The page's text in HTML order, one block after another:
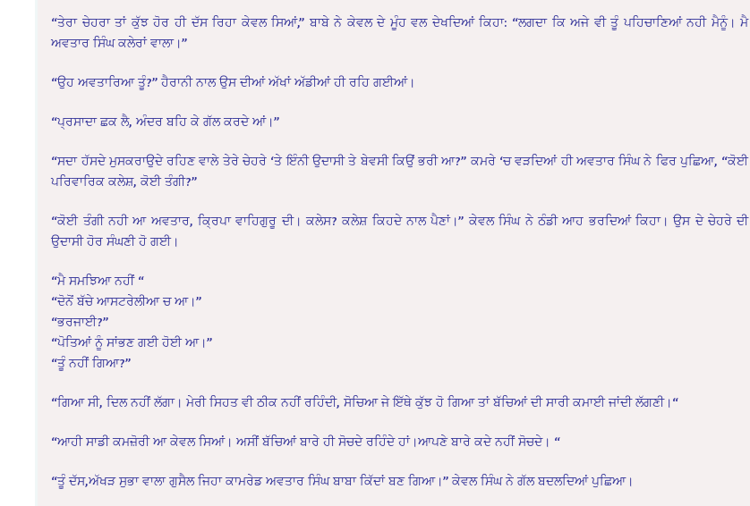
“ਤੇਰਾ ਚੇਹਰਾ ਤਾਂ ਕੁੱਝ ਹੋਰ ਹੀ ਦੱਸ ਰਿਹਾ ਕੇਵਲ ਸਿਆਂ,” ਬਾਬੇ ਨੇ ਕੇਵਲ ਦੇ ਮੂੰਹ ਵਲ ਦੇਖਦਿਆਂ ਕਿਹਾ: “ਲਗਦਾ ਕਿ ਅਜੇ ਵੀ ਤੂੰ ਪਹਿਚਾਣਿਆਂ ਨਹੀ ਮੈਨੂੰ। ਮੈ
ਅਵਤਾਰ ਸਿੰਘ ਕਲੇਰਾਂ ਵਾਲਾ।”
“ਉਹ ਅਵਤਾਰਿਆ ਤੂੰ?” ਹੈਰਾਨੀ ਨਾਲ ਉਸ ਦੀਆਂ ਅੱਖਾਂ ਅੱਡੀਆਂ ਹੀ ਰਹਿ ਗਈਆਂ।
“ਪ੍ਰਸਾਦਾ ਛਕ ਲੈ, ਅੰਦਰ ਬਹਿ ਕੇ ਗੱਲ ਕਰਦੇ ਆਂ।”
“ਸਦਾ ਹੱਸਦੇ ਮੁਸਕਰਾਉਦੇ ਰਹਿਣ ਵਾਲੇ ਤੇਰੇ ਚੇਹਰੇ ‘ਤੇ ਇੰਨੀ ਉਦਾਸੀ ਤੇ ਬੇਵਸੀ ਕਿਉਂ ਭਰੀ ਆ?” ਕਮਰੇ ‘ਚ ਵੜਦਿਆਂ ਹੀ ਅਵਤਾਰ ਸਿੰਘ ਨੇ ਫਿਰ ਪੁਛਿਆ, “ਕੋਈ
ਪਰਿਵਾਰਿਕ ਕਲੇਸ਼, ਕੋਈ ਤੰਗੀ?”
“ਕੋਈ ਤੰਗੀ ਨਹੀ ਆ ਅਵਤਾਰ, ਕ੍ਰਿਪਾ ਵਾਹਿਗੁਰੂ ਦੀ। ਕਲੇਸ? ਕਲੇਸ਼ ਕਿਹਦੇ ਨਾਲ ਪੈਣਾਂ।” ਕੇਵਲ ਸਿੰਘ ਨੇ ਠੰਡੀ ਆਹ ਭਰਦਿਆਂ ਕਿਹਾ। ਉਸ ਦੇ ਚੇਹਰੇ ਦੀ
ਉਦਾਸੀ ਹੋਰ ਸੰਘਣੀ ਹੋ ਗਈ।
“ਮੈ ਸਮਝਿਆ ਨਹੀਂ “
“ਦੋਨੋਂ ਬੱਚੇ ਆਸਟਰੇਲੀਆ ਚ ਆ।”
“ਭਰਜਾਈ?”
“ਪੋਤਿਆਂ ਨੂੰ ਸਾਂਭਣ ਗਈ ਹੋਈ ਆ।”
“ਤੂੰ ਨਹੀਂ ਗਿਆ?”
“ਗਿਆ ਸੀ, ਦਿਲ ਨਹੀਂ ਲੱਗਾ। ਮੇਰੀ ਸਿਹਤ ਵੀ ਠੀਕ ਨਹੀਂ ਰਹਿੰਦੀ, ਸੋਚਿਆ ਜੇ ਇੱਥੇ ਕੁੱਝ ਹੋ ਗਿਆ ਤਾਂ ਬੱਚਿਆਂ ਦੀ ਸਾਰੀ ਕਮਾਈ ਜਾਂਦੀ ਲੱਗਣੀ।“
“ਆਹੀ ਸਾਡੀ ਕਮਜ਼ੋਰੀ ਆ ਕੇਵਲ ਸਿਆਂ। ਅਸੀਂ ਬੱਚਿਆਂ ਬਾਰੇ ਹੀ ਸੋਚਦੇ ਰਹਿੰਦੇ ਹਾਂ।ਆਪਣੇ ਬਾਰੇ ਕਦੇ ਨਹੀਂ ਸੋਚਦੇ। “
“ਤੂੰ ਦੱਸ,ਅੱਖੜ ਸੁਭਾ ਵਾਲਾ ਗੁਸੈਲ ਜਿਹਾ ਕਾਮਰੇਡ ਅਵਤਾਰ ਸਿੰਘ ਬਾਬਾ ਕਿੱਦਾਂ ਬਣ ਗਿਆ।” ਕੇਵਲ ਸਿੰਘ ਨੇ ਗੱਲ ਬਦਲਦਿਆਂ ਪੁਛਿਆ।